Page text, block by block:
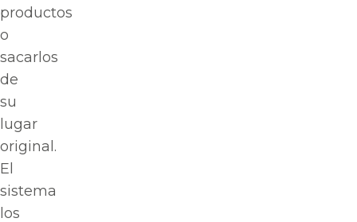
productos
o
sacarlos
de
su
lugar
original.
El
sistema
los